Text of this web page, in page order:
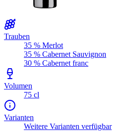
Trauben
35 % Merlot
35 % Cabernet Sauvignon
30 % Cabernet franc
Volumen
75 cl
Varianten
Weitere Varianten verfügbar